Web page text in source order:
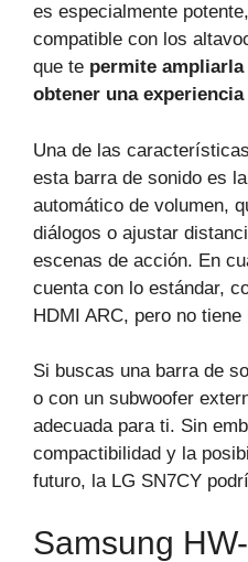
es especialmente
compatible con los
que te permite
obtener una
Una de las
esta barra de sonido es
automático de volumen,
diálogos o ajustar
escenas de acción. En
cuenta con lo estándar,
HDMI ARC, pero no tiene
Si buscas una barra de
o con un subwoofer
adecuada para ti. Sin
compactibilidad y la
futuro, la LG SN7CY
Samsung